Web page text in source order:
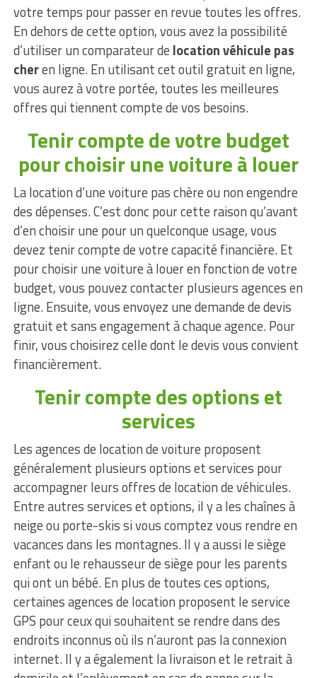
votre temps pour passer en revue toutes les offres.
En dehors de cette option, vous avez la possibilité
d’utiliser un comparateur de location véhicule pas
cheren ligne. En utilisant cet outil gratuit en ligne,
vous aurez à votre portée, toutes les meilleures
offres qui tiennent compte de vos besoins.
Tenir compte de votre budget
pour choisir une voiture à louer
La location d’une voiture pas chère ou non engendre
des dépenses. C’est donc pour cette raison qu’avant
d’en choisir une pour un quelconque usage, vous
devez tenir compte de votre capacité financière. Et
pour choisir une voiture à louer en fonction de votre
budget, vous pouvez contacter plusieurs agences en
ligne. Ensuite, vous envoyez une demande de devis
gratuit et sans engagement à chaque agence. Pour
finir, vous choisirez celle dont le devis vous convient
financièrement.
Tenir compte des options et
services
Les agences de location de voiture proposent
généralement plusieurs options et services pour
accompagner leurs offres de location de véhicules.
Entre autres services et options, il y a les chaînes à
neige ou porte-skis si vous comptez vous rendre en
vacances dans les montagnes. Il y a aussi le siège
enfant ou le rehausseur de siège pour les parents
qui ont un bébé. En plus de toutes ces options,
certaines agences de location proposent le service
GPS pour ceux qui souhaitent se rendre dans des
endroits inconnus où ils n’auront pas la connexion
internet. Il y a également la livraison et le retrait à